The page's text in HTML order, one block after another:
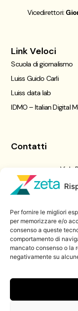
Per fornire le migliori
per memorizzare e/o
consenso a queste
comportamento di
mancato consenso o la
negativamente su
Vicedirettori:
Link Veloci
Scuola di giornalismo
Luiss Guido Carli
Luiss data lab
IDMO – Italian Digital
Contatti
Viale